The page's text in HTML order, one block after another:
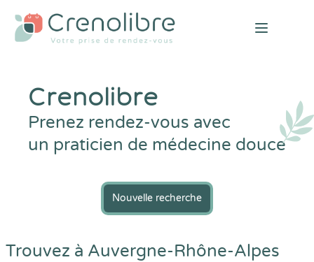
Open
Crenolibre
Prenez rendez-vous avec
un praticien de médecine douce
Nouvelle recherche
Trouvez à Auvergne-Rhône-Alpes